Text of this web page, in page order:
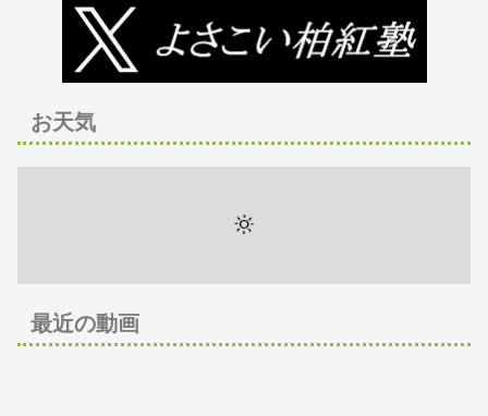
お天気
最近の動画